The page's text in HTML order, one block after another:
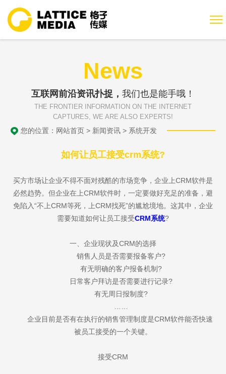
News
互联网前沿资讯扑捉， 我们也是能手哦！
THE FRONTIER INFORMATION ON THE INTERNET
CAPTURES, WE ARE ALSO EXPERTS!
您的位置： 网站首页 > 新闻资讯 > 系统开发
如何让员工接受crm系统?
买方市场让企业不得不面对残酷的市场竞争，企业上CRM软件是
必然趋势。但企业在上CRM软件时，一定要做好充足的准备，避
免陷入“不上CRM等死，上CRM找死”的尴尬境地。这其中，企业
需要知道如何让员工接受CRM系统?
一、企业现状及CRM的选择
销售人员是否需要报备客户?
有无明确的客户报备机制?
日常客户拜访是否需要进行记录?
有无周日报制度?
企业目前是否有在执行的销售管理制度是CRM软件能否快速
被员工接受的一个关键。
接受CRM